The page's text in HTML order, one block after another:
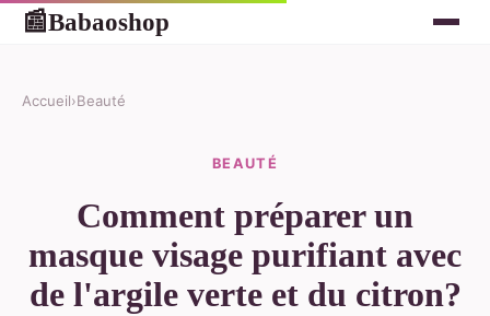
📰Babaoshop
Accueil›Beauté
BEAUTÉ
Comment préparer un
masque visage purifiant avec
de l'argile verte et du citron?